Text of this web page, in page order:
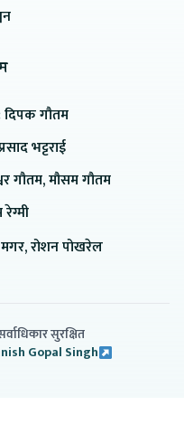
दिपक गौतम
भट्टराई
गौतम, मौसम गौतम
रेग्मी
रोशन पोखरेल
सुरक्षित
Gopal Singh